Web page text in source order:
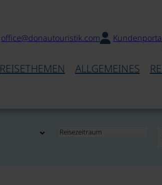
office@donautouristik.com
REISETHEMEN ALLGEMEINES